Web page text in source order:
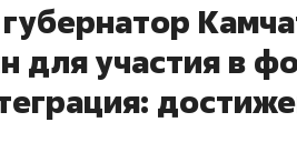
для участия в